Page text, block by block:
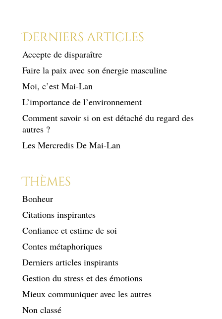
Derniers articles
Accepte de disparaître
Faire la paix avec son énergie masculine
Moi, c’est Mai-Lan
L’importance de l’environnement
Comment savoir si on est détaché du regard des
autres ?
Les Mercredis De Mai-Lan
Thèmes
Bonheur
Citations inspirantes
Confiance et estime de soi
Contes métaphoriques
Derniers articles inspirants
Gestion du stress et des émotions
Mieux communiquer avec les autres
Non classé